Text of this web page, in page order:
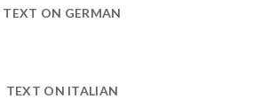
TEXT ON GERMAN
TEXT ON ITALIAN